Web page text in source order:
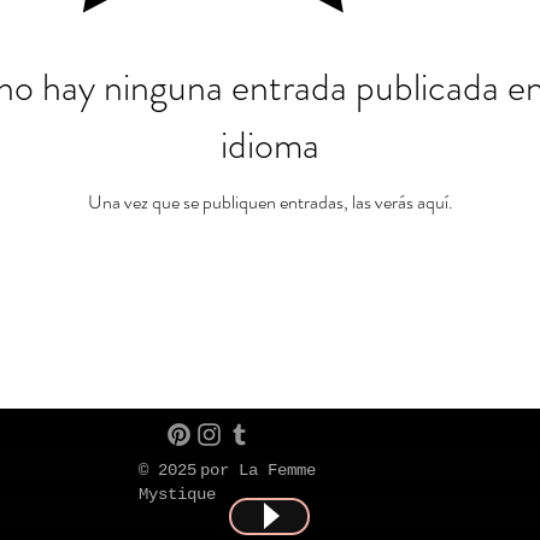
hay ninguna entrada publicada
idioma
Una vez que se publiquen entradas, las verás aquí.
© 2025 por La Femme
Mystique